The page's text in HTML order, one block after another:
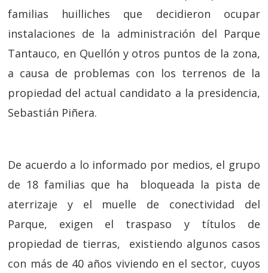
familias huilliches que decidieron ocupar
instalaciones de la administración del Parque
Tantauco, en Quellón y otros puntos de la zona,
a causa de problemas con los terrenos de la
propiedad del actual candidato a la presidencia,
Sebastián Piñera.
De acuerdo a lo informado por medios, el grupo
de 18 familias que ha bloqueada la pista de
aterrizaje y el muelle de conectividad del
Parque, exigen el traspaso y títulos de
propiedad de tierras, existiendo algunos casos
con más de 40 años viviendo en el sector, cuyos